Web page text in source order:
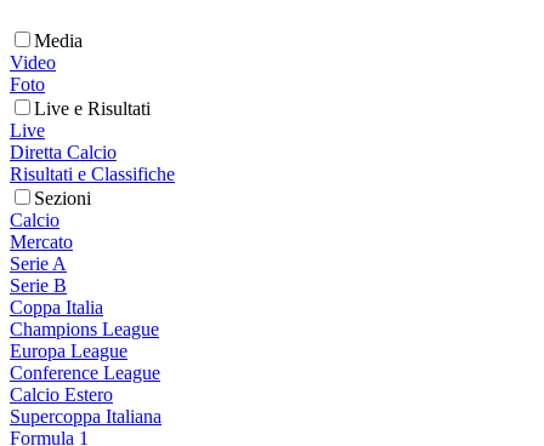
Media
Video
Foto
Live e Risultati
Live
Diretta Calcio
Risultati e Classifiche
Sezioni
Calcio
Mercato
Serie A
Serie B
Coppa Italia
Champions League
Europa League
Conference League
Calcio Estero
Supercoppa Italiana
Formula 1